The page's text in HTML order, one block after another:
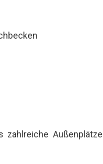
zahlreiche Außenplätze